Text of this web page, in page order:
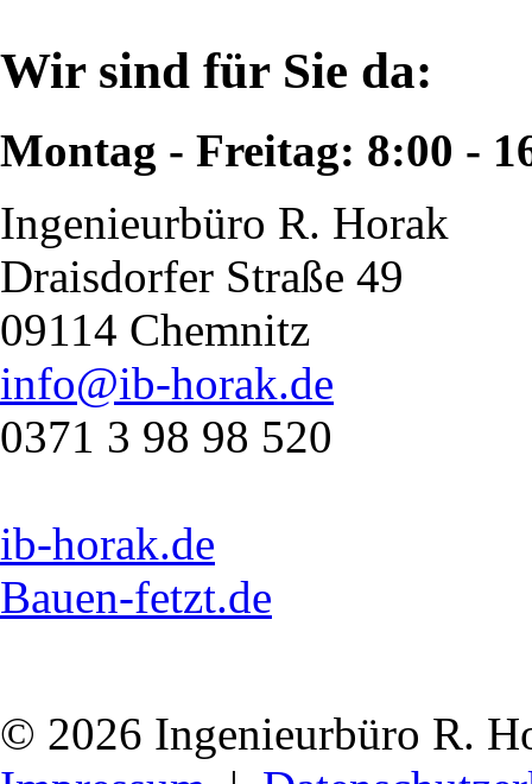
Wir sind für Sie da:
Montag - Freitag: 8:00 -
Ingenieurbüro R. Horak
Draisdorfer Straße 49
09114 Chemnitz
info@ib-horak.de
0371 3 98 98 520
ib-horak.de
Bauen-fetzt.de
© 2026 Ingenieurbüro R.